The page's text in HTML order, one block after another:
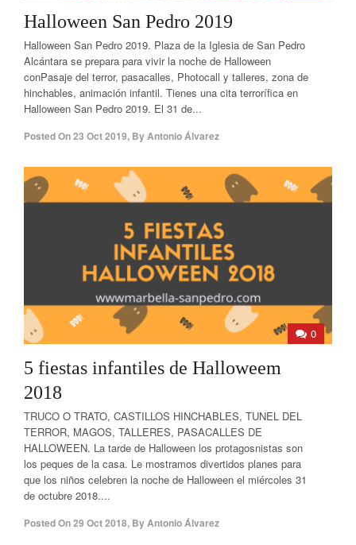
Halloween San Pedro 2019
Halloween San Pedro 2019. Plaza de la Iglesia de San Pedro
Alcántara se prepara para vivir la noche de Halloween
conPasaje del terror, pasacalles, Photocall y talleres, zona de
hinchables, animación infantil. Tienes una cita terrorífica en
Halloween San Pedro 2019. El 31 de...
Posted On23 Oct 2019, ByAntonio Álvarez
0
5 fiestas infantiles de Halloweem
2018
TRUCO O TRATO, CASTILLOS HINCHABLES, TUNEL DEL
TERROR, MAGOS, TALLERES, PASACALLES DE
HALLOWEEN. La tarde de Halloween los protagosnistas son
los peques de la casa. Le mostramos divertidos planes para
que los niños celebren la noche de Halloween el miércoles 31
de octubre 2018....
Posted On29 Oct 2018, ByAntonio Álvarez